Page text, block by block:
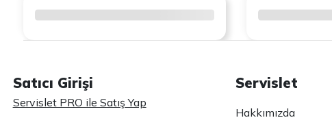
Satıcı Girişi
Servislet PRO ile Satış Yap
Servislet
Hakkımızda